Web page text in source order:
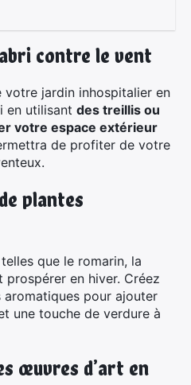
contre le vent
jardin inhospitalier en
en utilisant des treillis ou
votre espace extérieur
de profiter de votre
plantes
que le romarin, la
en hiver. Créez
pour ajouter
une touche de verdure à
œuvres d’art en